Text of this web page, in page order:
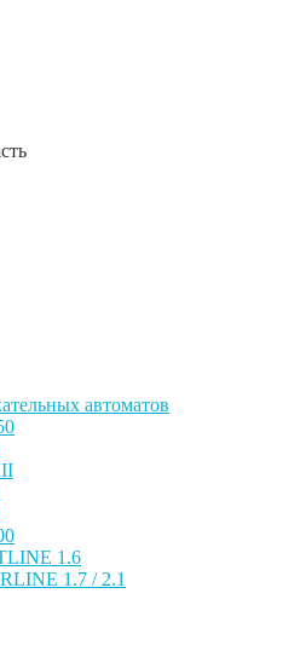
автоматов
1.6
1.7 / 2.1